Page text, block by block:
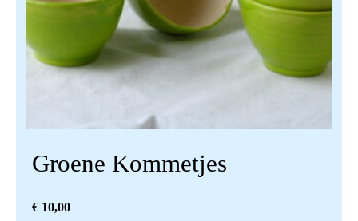
Groene Kommetjes
€ 10,00